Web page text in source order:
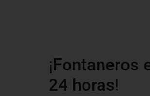
¡Fontaneros
24 horas!